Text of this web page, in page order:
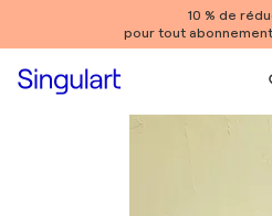
10 % de
pour tout